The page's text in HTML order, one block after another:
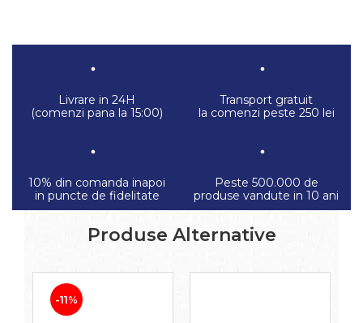
Livrare in 24H
(comenzi pana la 15:00)
Transport gratuit
la comenzi peste 250 lei
10% din comanda inapoi
in puncte de fidelitate
Peste 500.000 de
produse vandute in 10 ani
Produse Alternative
-11%